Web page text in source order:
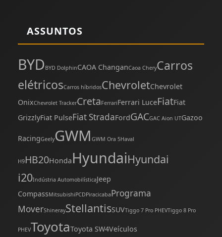
ASSUNTOS
BYD BYD DolphinCAOA ChanganCaoa CheryCarros
elétricosCarros híbridosChevroletChevrolet
OnixChevrolet TrackerCretaFerrariFerrari LuceFiatFiat
GrizzlyFiat PulseFiat StradaFordGACGAC Aion UTGazoo
RacingGeelyGWM GWM Ora 5Haval
H9HB20HondaHyundaiHyundai
i20Indústria AutomobilísticaJeep
CompassMitsubishiPCDPiracicabaPrograma
MoverShinerayStellantisSUVTiggo 7 Pro PHEVTiggo 8 Pro
PHEVToyotaToyota SW4Veículos